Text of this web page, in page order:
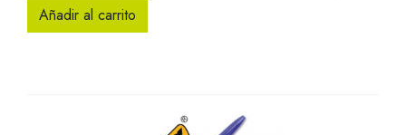
Añadir al carrito